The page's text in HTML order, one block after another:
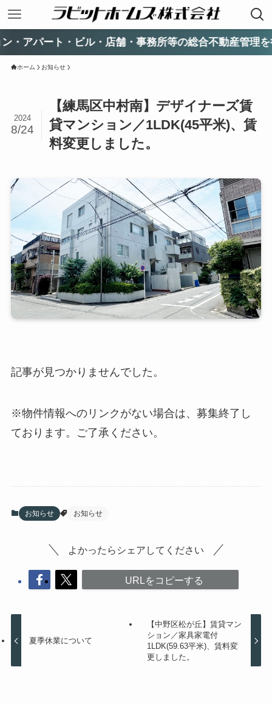
ト・ビル・店舗・事務所等の総合不動産管理を行って
ホーム お知らせ
【練馬区中村南】デザイナーズ賃
貸マンション／1LDK(45平米)、賃
料変更しました。
2024
8/24
記事が見つかりませんでした。
※物件情報へのリンクがない場合は、募集終了し
ております。ご了承ください。
お知らせ お知らせ
よかったらシェアしてください
URLをコピーする
夏季休業について
【中野区松が丘】賃貸マン
ション／家具家電付
1LDK(59.63平米)、賃料変
更しました。